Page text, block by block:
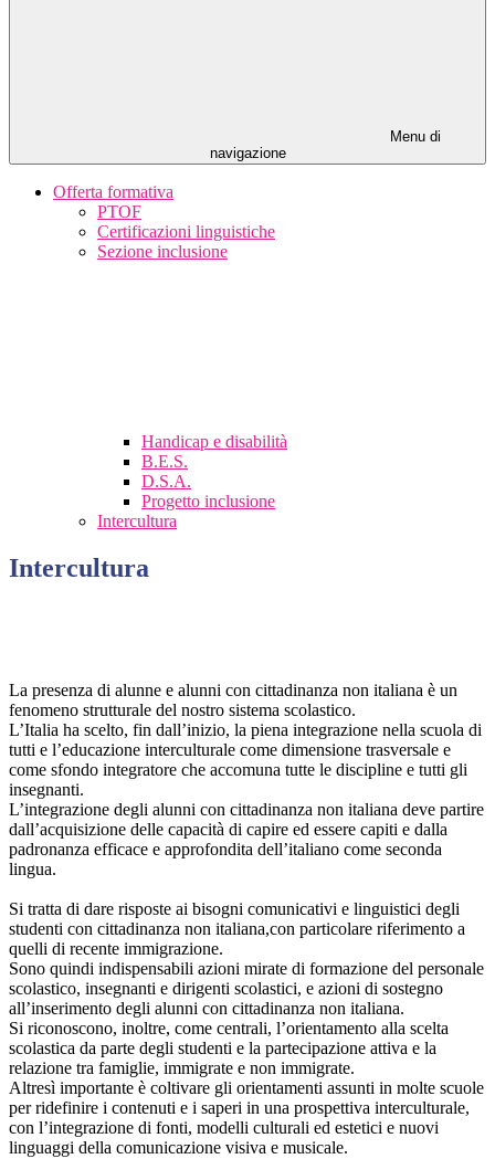
Menu di
navigazione
Offerta formativa
PTOF
Certificazioni linguistiche
Sezione inclusione
Handicap e disabilità
B.E.S.
D.S.A.
Progetto inclusione
Intercultura
Intercultura
La presenza di alunne e alunni con cittadinanza non italiana è un
fenomeno strutturale del nostro sistema scolastico.
L’Italia ha scelto, fin dall’inizio, la piena integrazione nella scuola di
tutti e l’educazione interculturale come dimensione trasversale e
come sfondo integratore che accomuna tutte le discipline e tutti gli
insegnanti.
L’integrazione degli alunni con cittadinanza non italiana deve partire
dall’acquisizione delle capacità di capire ed essere capiti e dalla
padronanza efficace e approfondita dell’italiano come seconda
lingua.
Si tratta di dare risposte ai bisogni comunicativi e linguistici degli
studenti con cittadinanza non italiana,con particolare riferimento a
quelli di recente immigrazione.
Sono quindi indispensabili azioni mirate di formazione del personale
scolastico, insegnanti e dirigenti scolastici, e azioni di sostegno
all’inserimento degli alunni con cittadinanza non italiana.
Si riconoscono, inoltre, come centrali, l’orientamento alla scelta
scolastica da parte degli studenti e la partecipazione attiva e la
relazione tra famiglie, immigrate e non immigrate.
Altresì importante è coltivare gli orientamenti assunti in molte scuole
per ridefinire i contenuti e i saperi in una prospettiva interculturale,
con l’integrazione di fonti, modelli culturali ed estetici e nuovi
linguaggi della comunicazione visiva e musicale.